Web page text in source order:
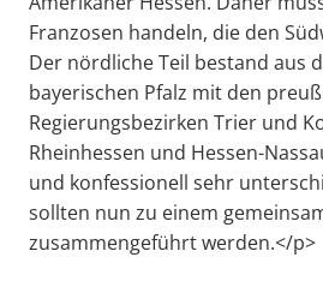
Franzosen handeln, die den
Der nördliche Teil bestand aus
bayerischen Pfalz mit den
Regierungsbezirken Trier und
Rheinhessen und Hessen-
und konfessionell sehr
sollten nun zu einem
zusammengeführt werden.</p>